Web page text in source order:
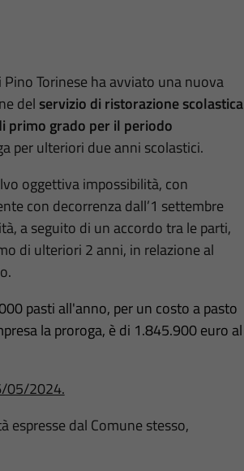
Torinese ha avviato una nuova
del servizio di ristorazione scolastica
primo grado per il periodo
per ulteriori due anni scolastici.
oggettiva impossibilità, con
con decorrenza dall’1 settembre
a seguito di un accordo tra le parti,
di ulteriori 2 anni, in relazione al
pasti all'anno, per un costo a pasto
la proroga, è di 1.845.900 euro al
05/2024.
espresse dal Comune stesso,